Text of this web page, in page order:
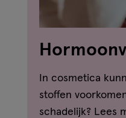
In cosmetica
stoffen
schadelijk? Lees